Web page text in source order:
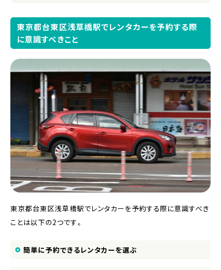
東京都台東区浅草橋駅でレンタカーを予約する際
に意識すべきこと
東京都台東区浅草橋駅でレンタカーを予約する際に意識すべき
ことは以下の2つです。
簡単に予約できるレンタカーを選ぶ